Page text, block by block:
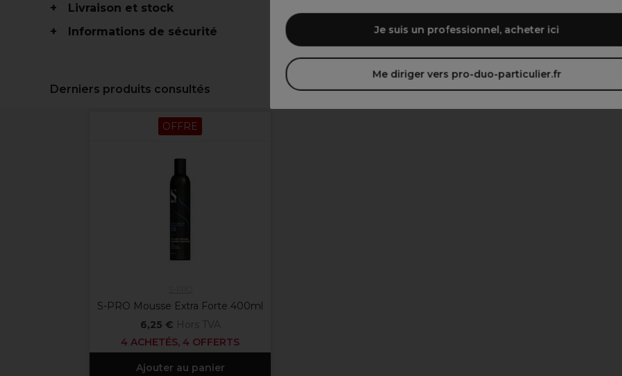
Je suis un professionnel, acheter ici
Me diriger vers pro-duo-particulier.fr
Livraison et stock
Informations de sécurité
Derniers produits consultés
OFFRE
S-PRO Mousse Extra Forte 400ml
6,25 € Hors TVA
4 ACHETÉS, 4 OFFERTS
Ajouter au panier